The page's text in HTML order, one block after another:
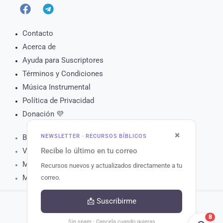
×
NEWSLETTER · RECURSOS BÍBLICOS
Recibe lo último en tu correo
Recursos nuevos y actualizados directamente a tu
correo.
📩 Suscribirme
Sin spam · Cancela cuando quieras
Contacto
Acerca de
Ayuda para Suscriptores
Términos y Condiciones
Música Instrumental
Política de Privacidad
Donación 💜
Biblia Online
Versículo del Día
Muro de Oración
Matutina para Hoy
Copyright © 2026 Recursos Bíblicos. 8